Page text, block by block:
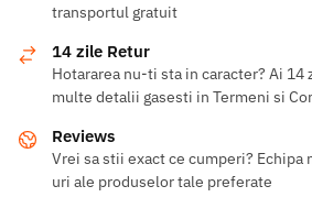
transportul gratuit
14 zile Retur
Hotararea nu-ti sta in caracter? Ai 14
multe detalii gasesti in Termeni si
Reviews
Vrei sa stii exact ce cumperi?
uri ale produselor tale preferate